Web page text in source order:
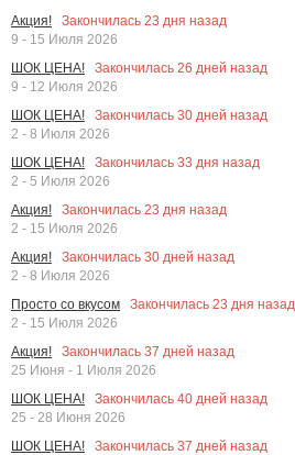
Акция! Закончилась 23 дня назад
9 - 15 Июля 2026
ШОК ЦЕНА!
Закончилась 26 дней назад
9 - 12 Июля 2026
ШОК ЦЕНА!
Закончилась 30 дней назад
2 - 8 Июля 2026
ШОК ЦЕНА!
Закончилась 33 дня назад
2 - 5 Июля 2026
Акция!
Закончилась 23 дня назад
2 - 15 Июля 2026
Акция!
Закончилась 30 дней назад
2 - 8 Июля 2026
Просто со вкусом
Закончилась 23 дня назад
2 - 15 Июля 2026
Акция!
Закончилась 37 дней назад
25 Июня - 1 Июля 2026
ШОК ЦЕНА!
Закончилась 40 дней назад
25 - 28 Июня 2026
ШОК ЦЕНА!
Закончилась 37 дней назад